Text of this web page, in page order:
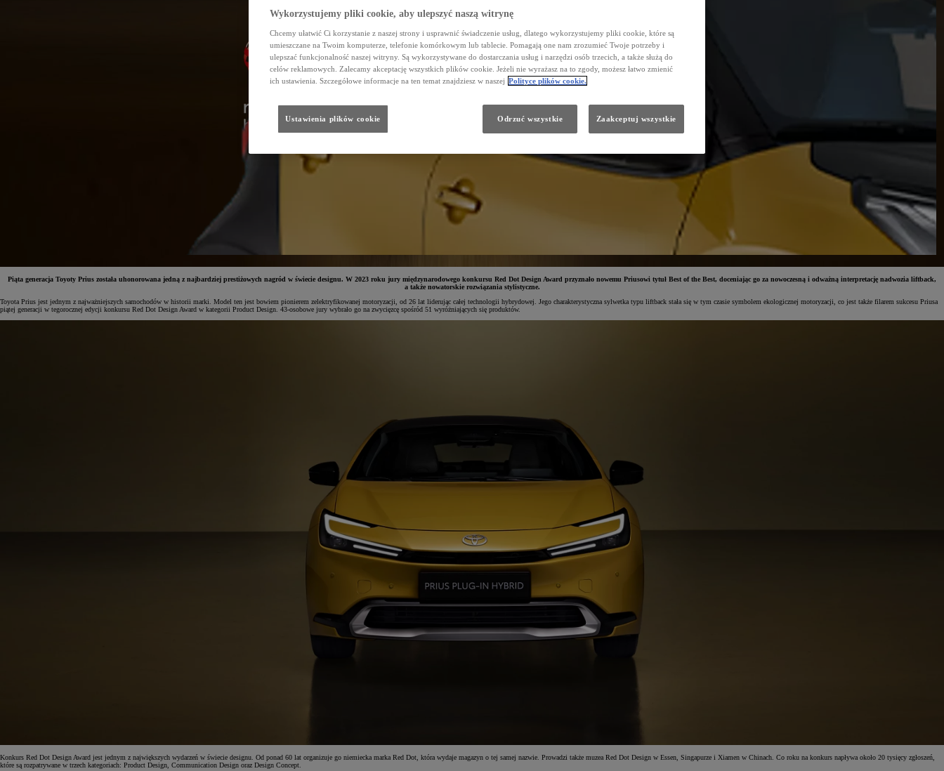
Piąta generacja Toyoty Prius została uhonorowana jedną z najbardziej prestiżowych nagród w świecie designu. W 2023 roku jury międzynarodowego konkursu Red Dot Design Award przyznało nowemu Priusowi tytuł Best of the Best, doceniając go za nowoczesną i odważną interpretację nadwozia liftback,
a także nowatorskie rozwiązania stylistyczne.
Toyota Prius jest jednym z najważniejszych samochodów w historii marki. Model ten jest bowiem pionierem zelektryfikowanej motoryzacji, od 26 lat liderując całej technologii hybrydowej. Jego charakterystyczna sylwetka typu liftback stała się w tym czasie symbolem ekologicznej motoryzacji, co jest także filarem sukcesu Priusa
piątej generacji w tegorocznej edycji konkursu Red Dot Design Award w kategorii Product Design. 43-osobowe jury wybrało go na zwycięzcę spośród 51 wyróżniających się produktów.
Konkurs Red Dot Design Award jest jednym z największych wydarzeń w świecie designu. Od ponad 60 lat organizuje go niemiecka marka Red Dot, która wydaje magazyn o tej samej nazwie. Prowadzi także muzea Red Dot Design w Essen, Singapurze i Xiamen w Chinach. Co roku na konkurs napływa około 20 tysięcy zgłoszeń,
które są rozpatrywane w trzech kategoriach: Product Design, Communication Design oraz Design Concept.
Wykorzystujemy pliki cookie, aby ulepszyć naszą witrynę
Chcemy ułatwić Ci korzystanie z naszej strony i usprawnić świadczenie usług, dlatego wykorzystujemy pliki cookie, które są
umieszczane na Twoim komputerze, telefonie komórkowym lub tablecie. Pomagają one nam zrozumieć Twoje potrzeby i
ulepszać funkcjonalność naszej witryny. Są wykorzystywane do dostarczania usług i narzędzi osób trzecich, a także służą do
celów reklamowych. Zalecamy akceptację wszystkich plików cookie. Jeżeli nie wyrażasz na to zgody, możesz łatwo zmienić
ich ustawienia. Szczegółowe informacje na ten temat znajdziesz w naszej Polityce plików cookie.
Ustawienia plików cookie Odrzuć wszystkie Zaakceptuj wszystkie